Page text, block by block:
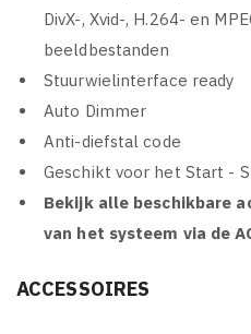
DivX-, Xvid-, H.264- en
beeldbestanden
Stuurwielinterface ready
Auto Dimmer
Anti-diefstal code
Geschikt voor het Start -
Bekijk alle beschikbare
van het systeem via de
ACCESSOIRES